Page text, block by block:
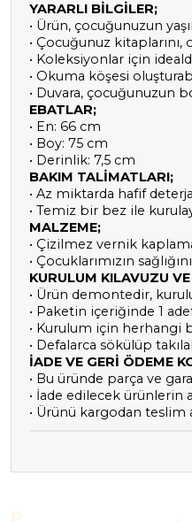
YARARLI BİLGİLER;
• Ürün, çocuğunuzun
• Çocuğunuz
• Koleksiyonlar için
• Okuma köşesi
• Duvara, çocuğunuzun
EBATLAR;
• En: 66 cm
• Boy: 75 cm
• Derinlik: 7,5 cm
BAKIM TALİMATLARI;
• Az miktarda hafif
• Temiz bir bez ile
MALZEME;
• Çizilmez vernik kaplama
• Çocuklarımızın
KURULUM KILAVUZU
• Ürün demontedir,
• Paketin içeriğinde 1
• Kurulum için herhangi
• Defalarca sökülüp
İADE VE GERİ ÖDEME
• Bu üründe parça ve
• İade edilecek ürünlerin
• Ürünü kargodan